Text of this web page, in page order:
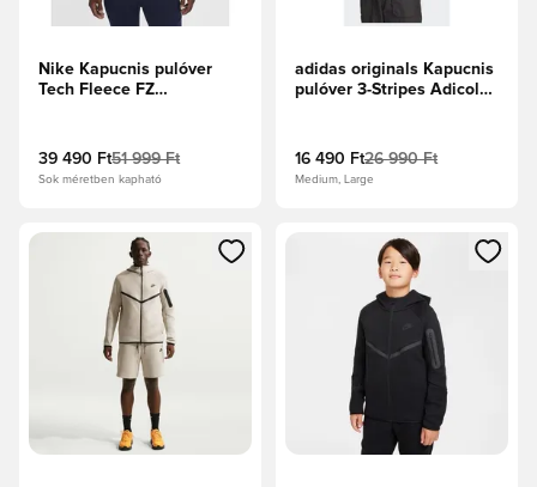
Nike Kapucnis pulóver
Tech Fleece FZ
39 490 Ft51 999 Ft
Sok méretben kapható
adidas originals Kapucnis
pulóver 3-Stripes Adicolor
16 490 Ft26 990 Ft
Medium, Large
Megnyit egy modált a bejelentkezéshez vagy a tagként való
Megnyit egy modált a